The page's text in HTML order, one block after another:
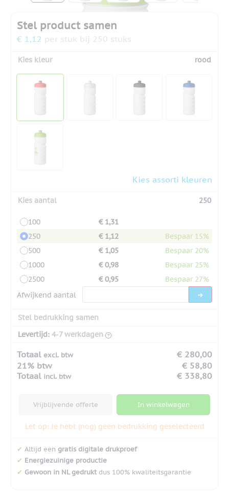
Stel product samen
€ 1,12 per stuk bij 250 stuks
Kies kleur rood
Kies assorti kleuren
Kies aantal 250
100
€ 1,31
250
€ 1,12
Bespaar 15%
500
€ 1,05
Bespaar 20%
1000
€ 0,98
Bespaar 25%
2500
€ 0,95
Bespaar 27%
Afwijkend aantal
Stel bedrukking samen
Levertijd: 4-7 werkdagen
Totaal excl. btw
€ 280,00
21% btw
€ 58,80
Totaal incl. btw € 338,80
Vrijblijvende offerte In winkelwagen
Let op: Je hebt (nog) geen bedrukking geselecteerd
✔ Altijd een gratis digitale drukproef
✔ Energiezuinige productie
✔ Gewoon in NL gedruktdus 100% kwaliteitsgarantie